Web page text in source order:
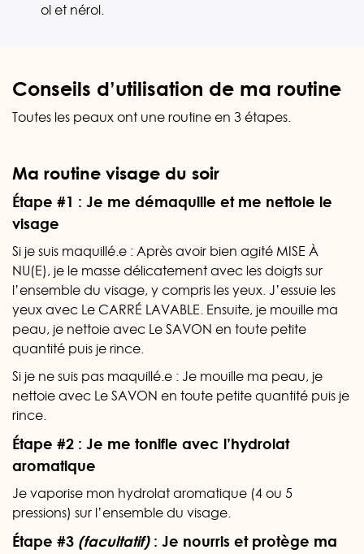
ol et nérol.
Conseils d’utilisation de ma routine
Toutes les peaux ont une routine en 3 étapes.
Ma routine visage du soir
Étape #1 : Je me démaquille et me nettoie le
visage
Si je suis maquillé.e : Après avoir bien agité MISE À
NU(E), je le masse délicatement avec les doigts sur
l’ensemble du visage, y compris les yeux. J’essuie les
yeux avec Le CARRÉ LAVABLE. Ensuite, je mouille ma
peau, je nettoie avec Le SAVON en toute petite
quantité puis je rince.
Si je ne suis pas maquillé.e : Je mouille ma peau, je
nettoie avec Le SAVON en toute petite quantité puis je
rince.
Étape #2 : Je me tonifie avec l’hydrolat
aromatique
Je vaporise mon hydrolat aromatique (4 ou 5
pressions) sur l’ensemble du visage.
Étape #3 (facultatif): Je nourris et protège ma